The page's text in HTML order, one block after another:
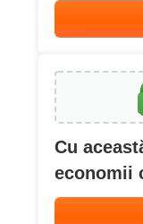
Cu
economii